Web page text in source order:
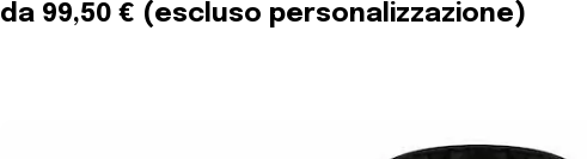
da 99,50 € (escluso personalizzazione)